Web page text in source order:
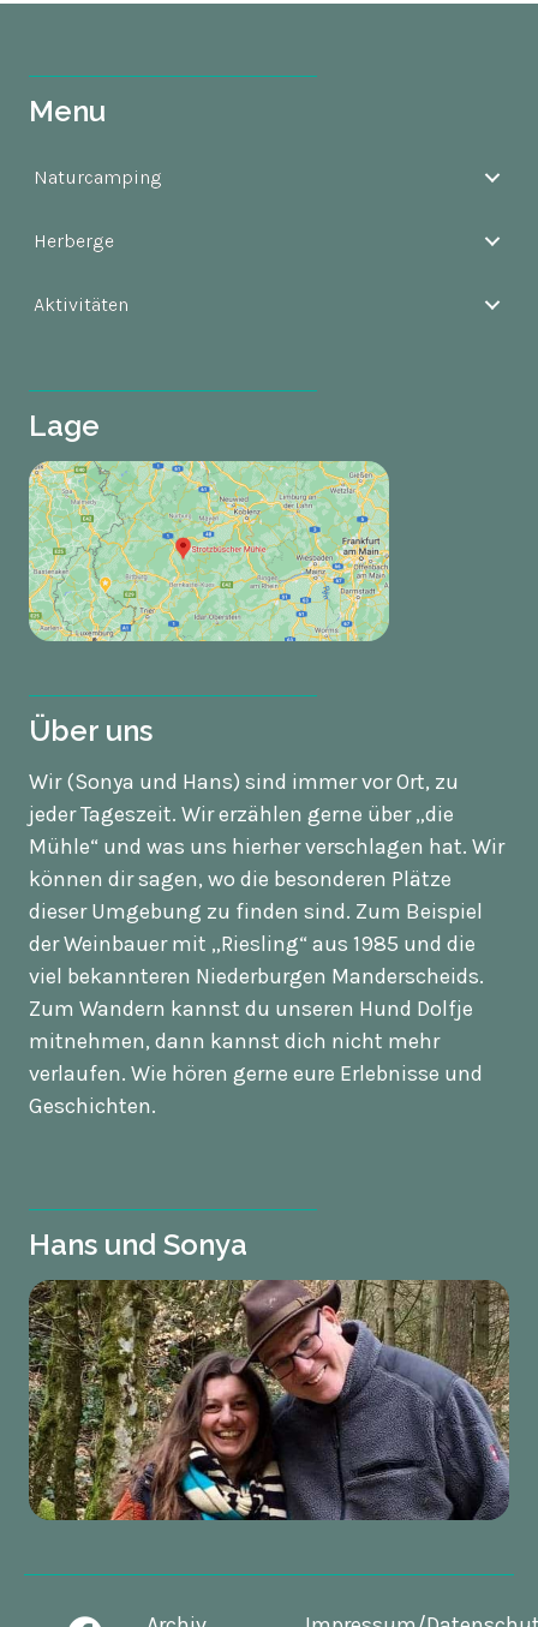
Menu
Naturcamping
Herberge
Aktivitäten
Lage
Über uns
Wir (Sonya und Hans) sind immer vor Ort, zu
jeder Tageszeit. Wir erzählen gerne über „die
Mühle“ und was uns hierher verschlagen hat. Wir
können dir sagen, wo die besonderen Plätze
dieser Umgebung zu finden sind. Zum Beispiel
der Weinbauer mit „Riesling“ aus 1985 und die
viel bekannteren Niederburgen Manderscheids.
Zum Wandern kannst du unseren Hund Dolfje
mitnehmen, dann kannst dich nicht mehr
verlaufen. Wie hören gerne eure Erlebnisse und
Geschichten.
Hans und Sonya